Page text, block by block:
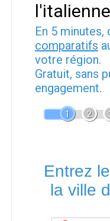
l'italienne
En 5 minutes,
comparatifs
votre région.
Gratuit, sans
engagement.
1 2
Entrez
la ville